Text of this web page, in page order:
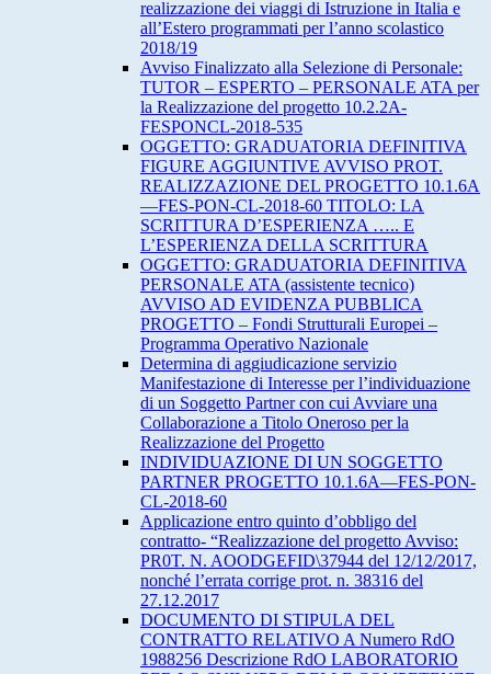
realizzazione dei viaggi di Istruzione in Italia e
all’Estero programmati per l’anno scolastico
2018/19
Avviso Finalizzato alla Selezione di Personale:
TUTOR – ESPERTO – PERSONALE ATA per
la Realizzazione del progetto 10.2.2A-
FESPONCL-2018-535
OGGETTO: GRADUATORIA DEFINITIVA
FIGURE AGGIUNTIVE AVVISO PROT.
REALIZZAZIONE DEL PROGETTO 10.1.6A
—FES-PON-CL-2018-60 TITOLO: LA
SCRITTURA D’ESPERIENZA ….. E
L’ESPERIENZA DELLA SCRITTURA
OGGETTO: GRADUATORIA DEFINITIVA
PERSONALE ATA (assistente tecnico)
AVVISO AD EVIDENZA PUBBLICA
PROGETTO – Fondi Strutturali Europei –
Programma Operativo Nazionale
Determina di aggiudicazione servizio
Manifestazione di Interesse per l’individuazione
di un Soggetto Partner con cui Avviare una
Collaborazione a Titolo Oneroso per la
Realizzazione del Progetto
INDIVIDUAZIONE DI UN SOGGETTO
PARTNER PROGETTO 10.1.6A—FES-PON-
CL-2018-60
Applicazione entro quinto d’obbligo del
contratto- “Realizzazione del progetto Avviso:
PR0T. N. AOODGEFID\37944 del 12/12/2017,
nonché l’errata corrige prot. n. 38316 del
27.12.2017
DOCUMENTO DI STIPULA DEL
CONTRATTO RELATIVO A Numero RdO
1988256 Descrizione RdO LABORATORIO